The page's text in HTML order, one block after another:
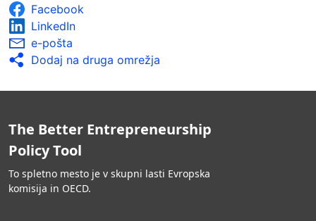
Facebook
LinkedIn
e-pošta
Dodaj na druga omrežja
The Better Entrepreneurship
Policy Tool
To spletno mesto je v skupni lasti Evropska
komisija in OECD.